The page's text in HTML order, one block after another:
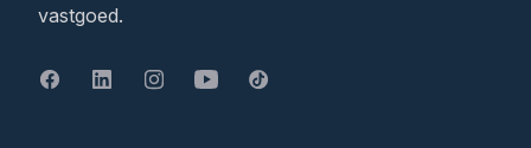
vastgoed.